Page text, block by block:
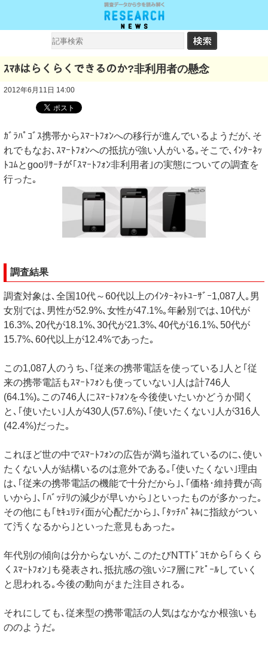
ｽﾏﾎはらくらくできるのか?非利用者の懸念
2012年6月11日 14:00
ｶﾞﾗﾊﾟｺﾞｽ携帯からｽﾏｰﾄﾌｫﾝへの移行が進んでいるようだが､そ
れでもなお､ｽﾏｰﾄﾌｫﾝへの抵抗が強い人がいる｡そこで､ｲﾝﾀｰﾈｯ
ﾄｺﾑとgooﾘｻｰﾁが｢ｽﾏｰﾄﾌｫﾝ非利用者｣の実態についての調査を
行った｡
調査結果
調査対象は､全国10代～60代以上のｲﾝﾀｰﾈｯﾄﾕｰｻﾞｰ1,087人｡男
女別では､男性が52.9%､女性が47.1%｡年齢別では､10代が
16.3%､20代が18.1%､30代が21.3%､40代が16.1%､50代が
15.7%､60代以上が12.4%であった｡
この1,087人のうち､｢従来の携帯電話を使っている｣人と｢従
来の携帯電話もｽﾏｰﾄﾌｫﾝも使っていない｣人は計746人
(64.1%)｡この746人にｽﾏｰﾄﾌｫﾝを今後使いたいかどうか聞く
と､｢使いたい｣人が430人(57.6%)､｢使いたくない｣人が316人
(42.4%)だった｡
これほど世の中でｽﾏｰﾄﾌｫﾝの広告が満ち溢れているのに､使い
たくない人が結構いるのは意外である｡｢使いたくない｣理由
は､｢従来の携帯電話の機能で十分だから｣､｢価格･維持費が高
いから｣､｢ﾊﾞｯﾃﾘの減少が早いから｣といったものが多かった｡
その他にも｢ｾｷｭﾘﾃｨ面が心配だから｣､｢ﾀｯﾁﾊﾟﾈﾙに指紋がつい
て汚くなるから｣といった意見もあった｡
年代別の傾向は分からないが､このたびNTTﾄﾞｺﾓから｢らくら
くｽﾏｰﾄﾌｫﾝ｣も発表され､抵抗感の強いｼﾆｱ層にｱﾋﾟｰﾙしていく
と思われる｡今後の動向がまた注目される｡
それにしても､従来型の携帯電話の人気はなかなか根強いも
ののようだ｡